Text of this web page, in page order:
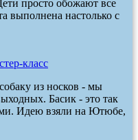
просто обожают все
выполнена настолько с
класс
из носков - мы
Басик - это так
Идею взяли на Ютюбе,